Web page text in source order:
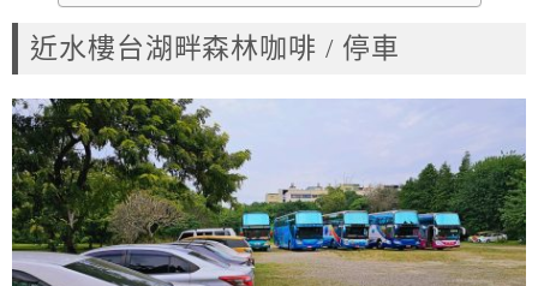
近水樓台湖畔森林咖啡 / 停車